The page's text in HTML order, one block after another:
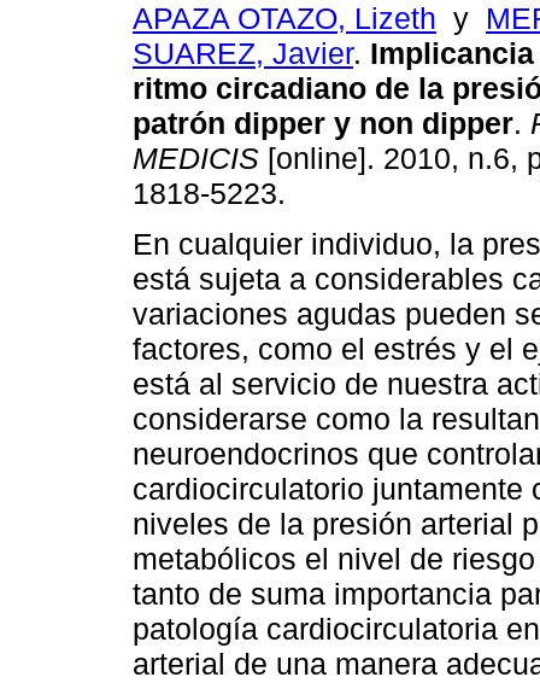
APAZA OTAZO, Lizeth y
SUAREZ, Javier.
ritmo circadiano de la
patrón dipper y non dipper.
MEDICIS [online]. 2010, n.6,
1818-5223.
En cualquier individuo, la
está sujeta a considerables
variaciones agudas pueden
factores, como el estrés y el
está al servicio de nuestra
considerarse como la
neuroendocrinos que
cardiocirculatorio juntamente
niveles de la presión arterial
metabólicos el nivel de
tanto de suma importancia
patología cardiocirculatoria
arterial de una manera